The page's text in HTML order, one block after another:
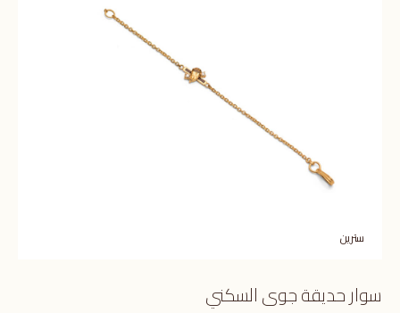
سترين
سوار حديقة جوى السكني